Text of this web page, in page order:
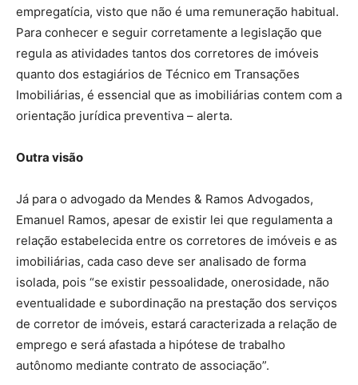
empregatícia, visto que não é uma remuneração habitual.
Para conhecer e seguir corretamente a legislação que
regula as atividades tantos dos corretores de imóveis
quanto dos estagiários de Técnico em Transações
Imobiliárias, é essencial que as imobiliárias contem com a
orientação jurídica preventiva – alerta.
Outra visão
Já para o advogado da Mendes & Ramos Advogados,
Emanuel Ramos, apesar de existir lei que regulamenta a
relação estabelecida entre os corretores de imóveis e as
imobiliárias, cada caso deve ser analisado de forma
isolada, pois “se existir pessoalidade, onerosidade, não
eventualidade e subordinação na prestação dos serviços
de corretor de imóveis, estará caracterizada a relação de
emprego e será afastada a hipótese de trabalho
autônomo mediante contrato de associação”.